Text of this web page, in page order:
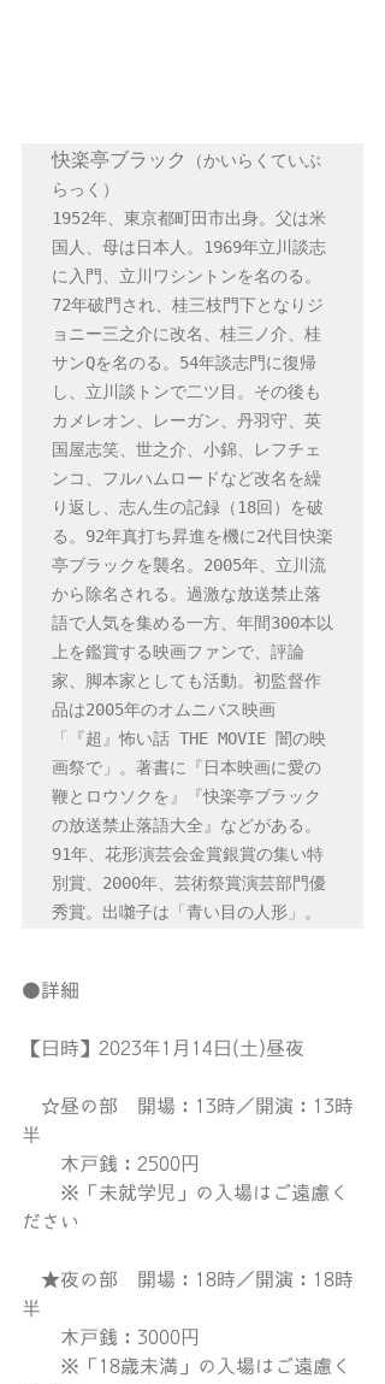
快楽亭ブラック
（かいらくていぶ
らっく）
1952年、東京都町田市出身。父は米
国人、母は日本人。1969年立川談志
に入門、立川ワシントンを名のる。
72年破門され、桂三枝門下となりジ
ョニー三之介に改名、桂三ノ介、桂
サンQを名のる。54年談志門に復帰
し、立川談トンで二ツ目。その後も
カメレオン、レーガン、丹羽守、英
国屋志笑、世之介、小錦、レフチェ
ンコ、フルハムロードなど改名を繰
り返し、志ん生の記録（18回）を破
る。92年真打ち昇進を機に2代目快楽
亭ブラックを襲名。2005年、立川流
から除名される。過激な放送禁止落
語で人気を集める一方、年間300本以
上を鑑賞する映画ファンで、評論
家、脚本家としても活動。初監督作
品は2005年のオムニバス映画
「『超』怖い話 THE MOVIE 闇の映
画祭で」。著書に『日本映画に愛の
鞭とロウソクを』『快楽亭ブラック
の放送禁止落語大全』などがある。
91年、花形演芸会金賞銀賞の集い特
別賞、2000年、芸術祭賞演芸部門優
秀賞。出囃子は「青い目の人形」。
●詳細
【日時】2023年1月14日(土)昼夜
☆昼の部　開場：13時／開演：13時
半
木戸銭：2500円
※「未就学児」の入場はご遠慮く
ださい
★夜の部　開場：18時／開演：18時
半
木戸銭：3000円
※「18歳未満」の入場はご遠慮く